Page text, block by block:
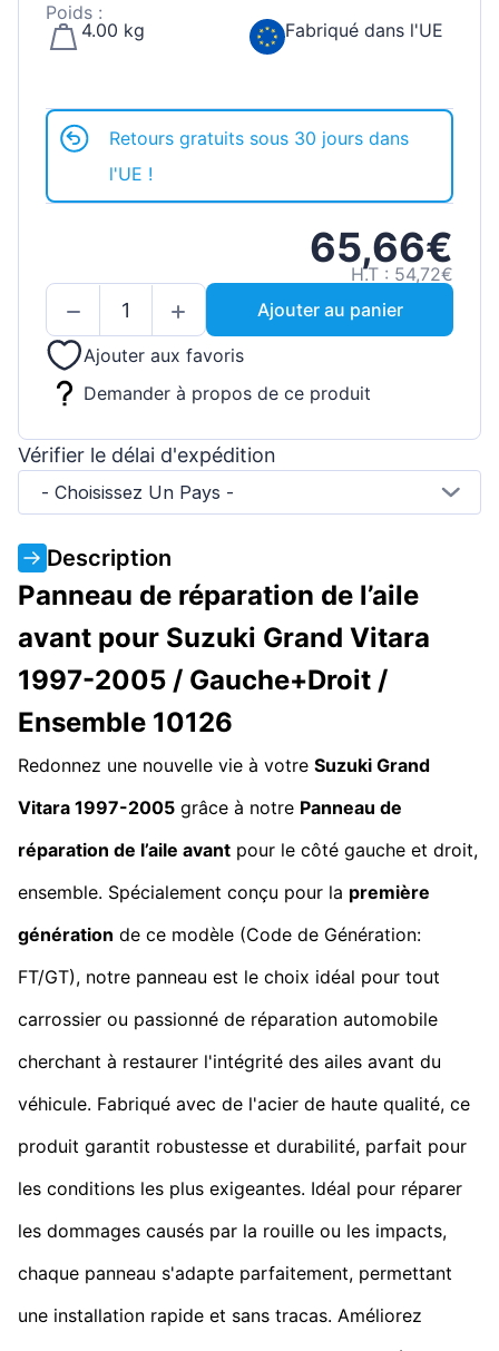
Poids :
4.00 kg
Fabriqué dans l'UE
Retours gratuits sous 30 jours dans
l'UE !
65,66€
H.T : 54,72€
Ajouter au panier
Ajouter aux favoris
Demander à propos de ce produit
Vérifier le délai d'expédition
- Choisissez Un Pays -
Description
Panneau de réparation de l’aile
avant pour Suzuki Grand Vitara
1997-2005 / Gauche+Droit /
Ensemble 10126
Redonnez une nouvelle vie à votre Suzuki Grand
Vitara 1997-2005 grâce à notre Panneau de
réparation de l’aile avant pour le côté gauche et droit,
ensemble. Spécialement conçu pour la première
génération de ce modèle (Code de Génération:
FT/GT), notre panneau est le choix idéal pour tout
carrossier ou passionné de réparation automobile
cherchant à restaurer l'intégrité des ailes avant du
véhicule. Fabriqué avec de l'acier de haute qualité, ce
produit garantit robustesse et durabilité, parfait pour
les conditions les plus exigeantes. Idéal pour réparer
les dommages causés par la rouille ou les impacts,
chaque panneau s'adapte parfaitement, permettant
une installation rapide et sans tracas. Améliorez